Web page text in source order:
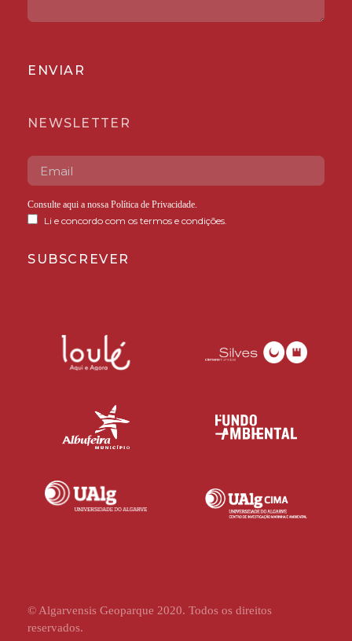
ENVIAR
NEWSLETTER
Consulte aqui a nossa Política de Privacidade.
Li e concordo com os termos e condições.
© Algarvensis Geoparque 2020. Todos os direitos
reservados.